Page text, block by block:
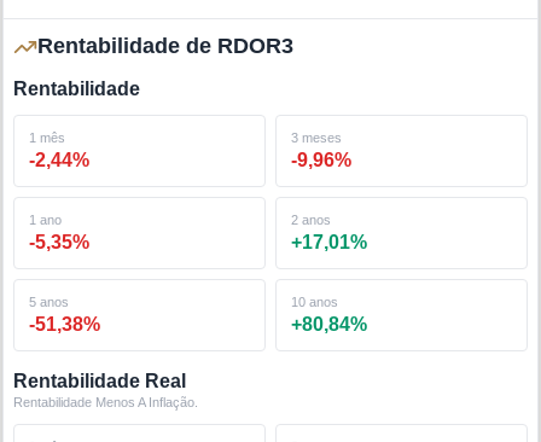
Rentabilidade de RDOR3
Rentabilidade
1 mês
-2,44%
3 meses
-9,96%
1 ano
-5,35%
2 anos
+17,01%
5 anos
-51,38%
10 anos
+80,84%
Rentabilidade Real
Rentabilidade Menos A Inflação.